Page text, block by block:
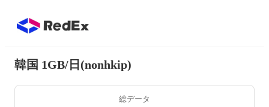
韓国 1GB/日(nonhkip)
総データ